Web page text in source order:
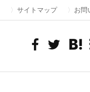
サイトマップ お問